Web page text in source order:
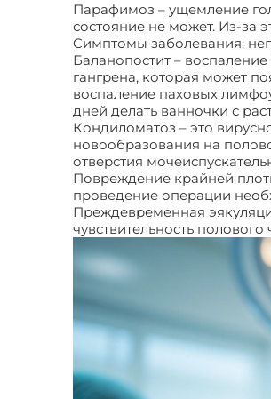
Парафимоз – ущемление
состояние не может. Из-за
Cимптомы заболевания:
Баланопостит –
гангрена, которая может
воспаление паховых
дней делать ванночки с
Кондиломатоз – это
новообразования на
отверстия
Повреждение крайней
проведение операции
Преждевременная
чувствительность